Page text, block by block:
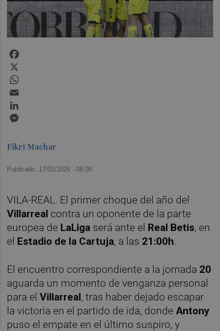
Fikri Machar
Publicado: 17/01/2026 ·06:00
VILA-REAL. El primer choque del año del
Villarreal contra un oponente de la parte
europea de LaLiga será ante el Real Betis, en
el Estadio de la Cartuja, a las 21:00h.
El encuentro correspondiente a la jornada 20
aguarda un momento de venganza personal
para elVillarreal, tras haber dejado escapar
la victoria en el partido de ida, dondeAntony
puso el empate en el último suspiro, y